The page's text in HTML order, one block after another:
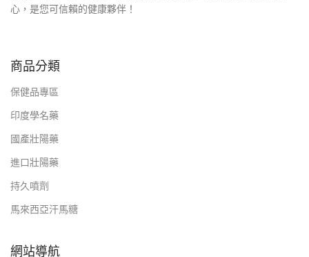
心，是您可信賴的健康夥伴！
商品分類
保健品專區
印度學名藥
國產壯陽藥
進口壯陽藥
持久噴劑
馬來西亞汗馬糖
網站導航